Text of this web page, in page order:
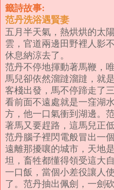
籤詩故事:
范丹洗浴遇賢妻
五月半天氣，熱烘烘的太
雲，官道兩邊田野裡人影
休息納涼去了。
范丹不停地揮動著馬鞭，
馬兒卻依然溜躂溜躂，就
客棧出發，馬不停蹄走了
看前面不遠處就是一窪湖
方，他一口氣衝到湖邊。
著馬又要趕路，這馬兒正
范丹腦子裡閃電般冒出一
遠離那擾嚷的城市，天地
坦，畜牲都懂得領受這大
一口飯，當個小差役讓人
了。 范丹抽出佩劍，一劍